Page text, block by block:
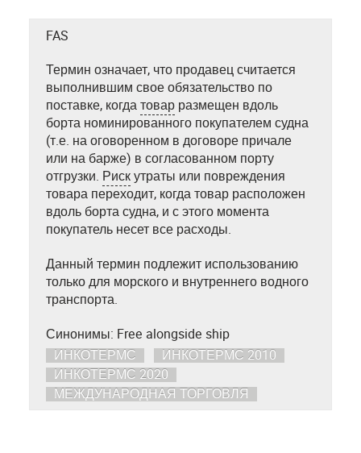
FAS
Термин означает, что продавец считается
выполнившим свое обязательство по
поставке, когдатовар размещен вдоль
борта номинированного покупателем судна
(т.е. на оговоренном в договоре причале
или на барже) в согласованном порту
отгрузки. Рискутраты или повреждения
товара переходит, когда товар расположен
вдоль борта судна, и с этого момента
покупатель несет все расходы.
Данный термин подлежит использованию
только для морского и внутреннего водного
транспорта.
Синонимы: Free alongside ship
ИНКОТЕРМС
ИНКОТЕРМС 2010
ИНКОТЕРМС 2020
МЕЖДУНАРОДНАЯ ТОРГОВЛЯ